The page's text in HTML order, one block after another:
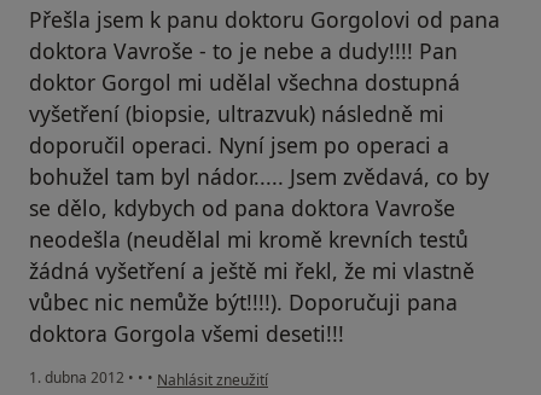
Přešla jsem k panu doktoru Gorgolovi od pana
doktora Vavroše - to je nebe a dudy!!!! Pan
doktor Gorgol mi udělal všechna dostupná
vyšetření (biopsie, ultrazvuk) následně mi
doporučil operaci. Nyní jsem po operaci a
bohužel tam byl nádor..... Jsem zvědavá, co by
se dělo, kdybych od pana doktora Vavroše
neodešla (neudělal mi kromě krevních testů
žádná vyšetření a ještě mi řekl, že mi vlastně
vůbec nic nemůže být!!!!). Doporučuji pana
doktora Gorgola všemi deseti!!!
1. dubna 2012 • • • podle názoru uživatele Váš účet byl odstraněn
Nahlásit zneužití